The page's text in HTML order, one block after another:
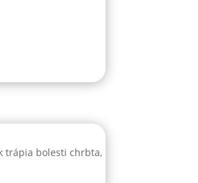
trápia bolesti chrbta,